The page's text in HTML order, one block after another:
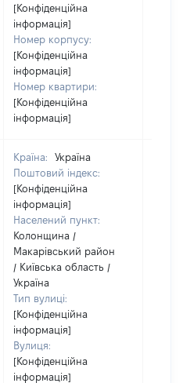
[Конфіденційна
інформація]
Номер корпусу:
[Конфіденційна
інформація]
Номер квартири:
[Конфіденційна
інформація]
Країна:
Україна
Поштовий індекс:
[Конфіденційна
інформація]
Населений пункт:
Колонщина /
Макарівський район
/ Київська область /
Україна
Тип вулиці:
[Конфіденційна
інформація]
Вулиця:
[Конфіденційна
інформація]